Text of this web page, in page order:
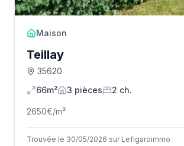
Maison
Teillay
35620
66m²
3 pièces 2 ch.
2650€/m²
Trouvée le 30/05/2026 sur Lefigaroimmo